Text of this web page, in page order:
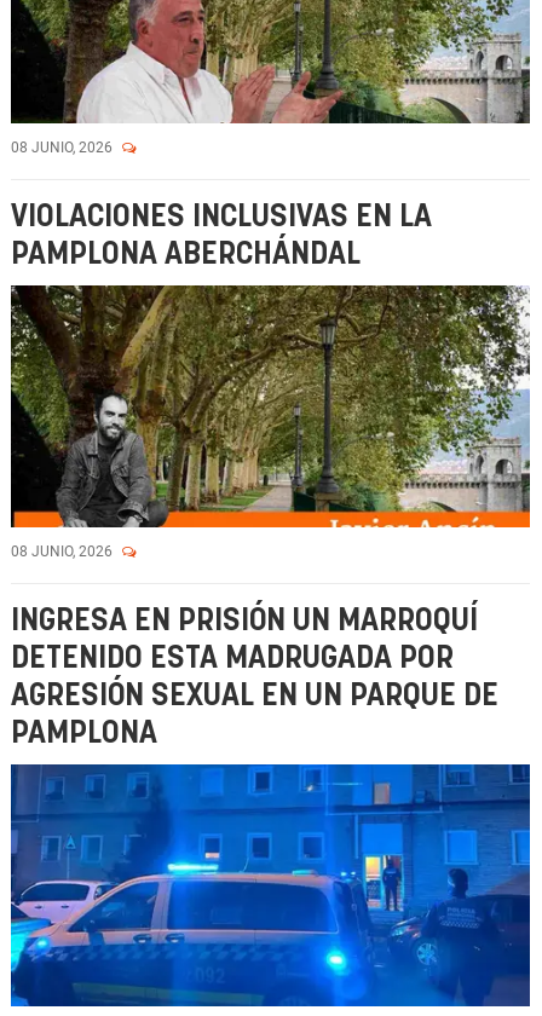
08 JUNIO, 2026
VIOLACIONES INCLUSIVAS EN LA
PAMPLONA ABERCHÁNDAL
08 JUNIO, 2026
INGRESA EN PRISIÓN UN MARROQUÍ
DETENIDO ESTA MADRUGADA POR
AGRESIÓN SEXUAL EN UN PARQUE DE
PAMPLONA